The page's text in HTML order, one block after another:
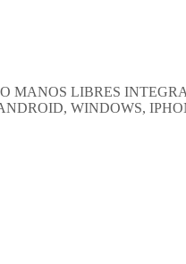
MANOS LIBRES
WINDOWS,